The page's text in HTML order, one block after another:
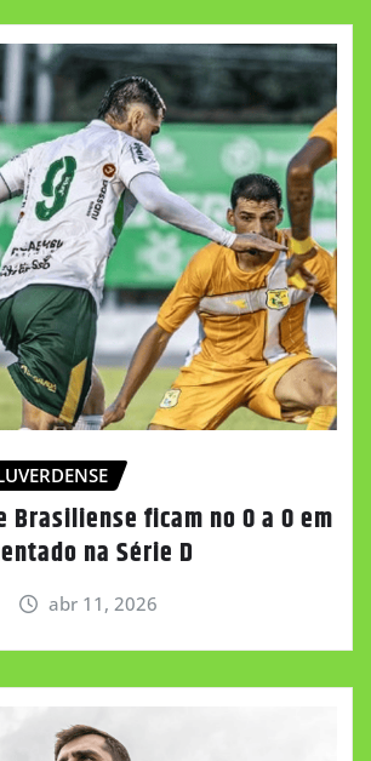
Brasiliense ficam no 0 a 0 em
na Série D
abr 11, 2026